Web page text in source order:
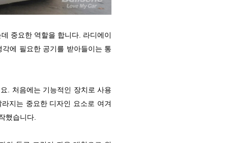
중요한 역할을 합니다. 라디에이
에 필요한 공기를 받아들이는 통
. 처음에는 기능적인 장치로 사용
지는 중요한 디자인 요소로 여겨
했습니다.